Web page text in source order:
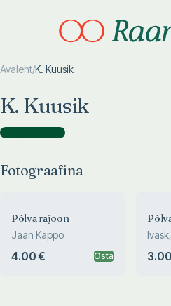
Avaleht/K. Kuusik
K. Kuusik
Fotograafina )
Fotograafina
Põlva rajoon
Jaan Kappo
4.00 € Osta